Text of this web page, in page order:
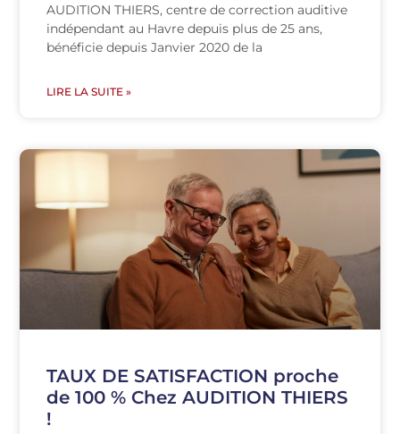
AUDITION THIERS, centre de correction auditive
indépendant au Havre depuis plus de 25 ans,
bénéficie depuis Janvier 2020 de la
LIRE LA SUITE »
TAUX DE SATISFACTION proche
de 100 % Chez AUDITION THIERS
!